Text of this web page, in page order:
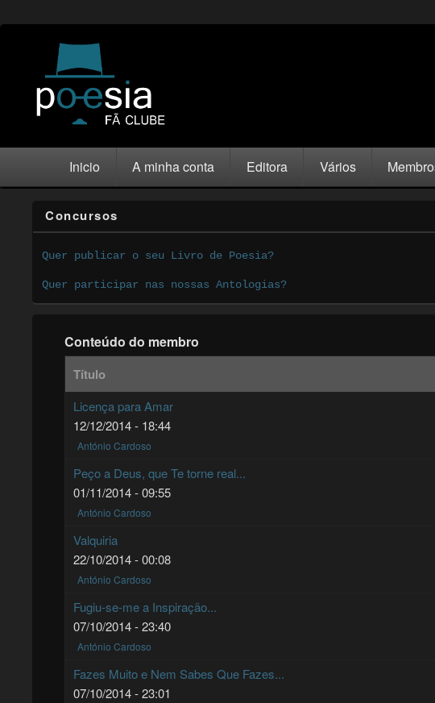
Inicio A minha conta Editora Vários
Concursos
Quer publicar o seu Livro de Poesia?
Quer participar nas nossas Antologias?
Conteúdo do membro
Título
Licença para Amar
12/12/2014 - 18:44
António Cardoso
Peço a Deus, que Te torne real...
01/11/2014 - 09:55
António Cardoso
Valquiria
22/10/2014 - 00:08
António Cardoso
Fugiu-se-me a Inspiração...
07/10/2014 - 23:40
António Cardoso
Fazes Muito e Nem Sabes Que Fazes...
07/10/2014 - 23:01